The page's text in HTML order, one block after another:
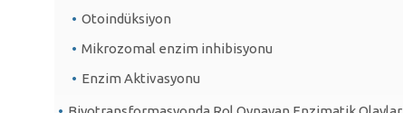
Otoindüksiyon
Mikrozomal enzim inhibisyonu
Enzim Aktivasyonu